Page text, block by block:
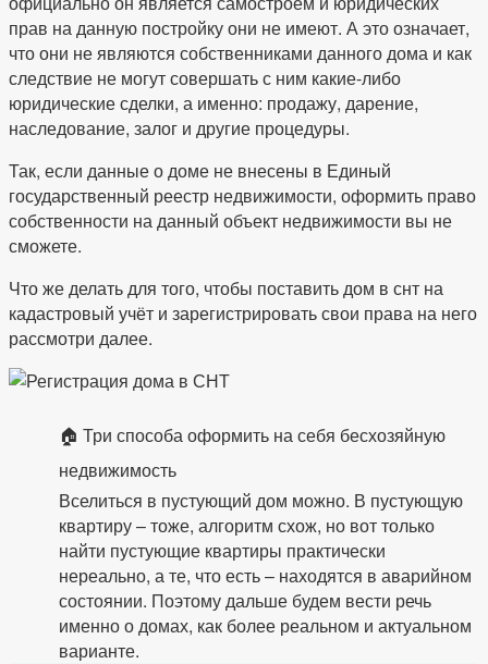
прав на данную постройку они не имеют. А это означает,
что они не являются собственниками данного дома и как
следствие не могут совершать с ним какие-либо
юридические сделки, а именно: продажу, дарение,
наследование, залог и другие процедуры.
Так, если данные о доме не внесены в Единый
государственный реестр недвижимости, оформить право
собственности на данный объект недвижимости вы не
сможете.
Что же делать для того, чтобы поставить дом в снт на
кадастровый учёт и зарегистрировать свои права на него
рассмотри далее.
🏠 Три способа оформить на себя бесхозяйную
недвижимость
Вселиться в пустующий дом можно. В пустующую
квартиру – тоже, алгоритм схож, но вот только
найти пустующие квартиры практически
нереально, а те, что есть – находятся в аварийном
состоянии. Поэтому дальше будем вести речь
именно о домах, как более реальном и актуальном
варианте.